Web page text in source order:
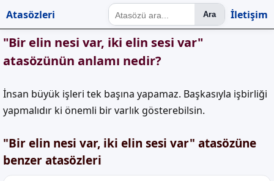
Atasözleri Ara İletişim
"Bir elin nesi var, iki elin sesi var"
atasözünün anlamı nedir?
İnsan büyük işleri tek başına yapamaz. Başkasıyla işbirliği
yapmalıdır ki önemli bir varlık gösterebilsin.
"Bir elin nesi var, iki elin sesi var" atasözüne
benzer atasözleri